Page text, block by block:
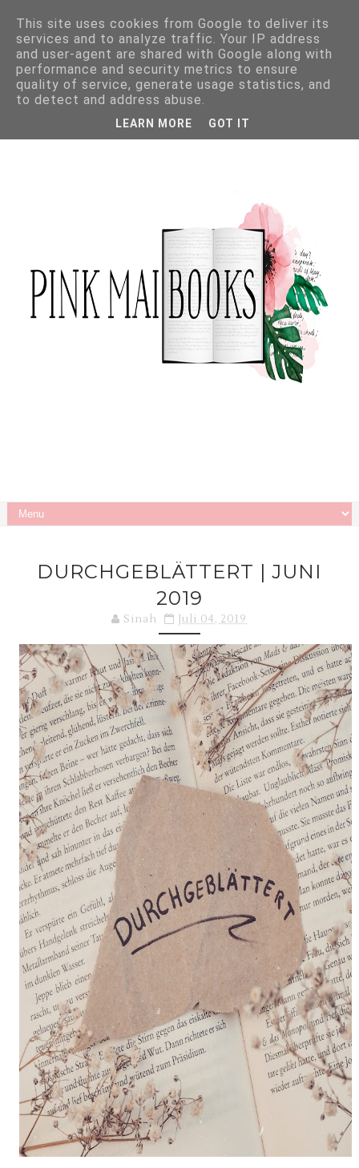
DURCHGEBLÄTTERT | JUNI
2019
Sinah Juli 04, 2019
This site uses cookies from Google to deliver its
services and to analyze traffic. Your IP address
and user-agent are shared with Google along with
performance and security metrics to ensure
quality of service, generate usage statistics, and
to detect and address abuse.
LEARN MORE GOT IT